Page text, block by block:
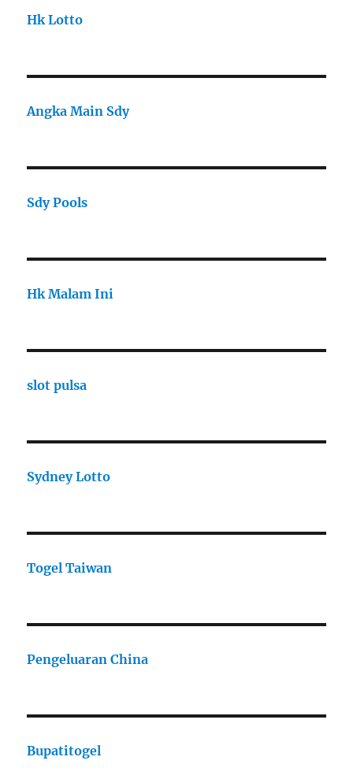
Hk Lotto
Angka Main Sdy
Sdy Pools
Hk Malam Ini
slot pulsa
Sydney Lotto
Togel Taiwan
Pengeluaran China
Bupatitogel